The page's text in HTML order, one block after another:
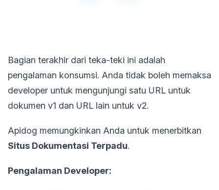
Bagian terakhir dari teka-teki ini adalah
pengalaman konsumsi. Anda tidak boleh memaksa
developer untuk mengunjungi satu URL untuk
dokumen v1 dan URL lain untuk v2.
Apidog memungkinkan Anda untuk menerbitkan
Situs Dokumentasi Terpadu.
Pengalaman Developer: